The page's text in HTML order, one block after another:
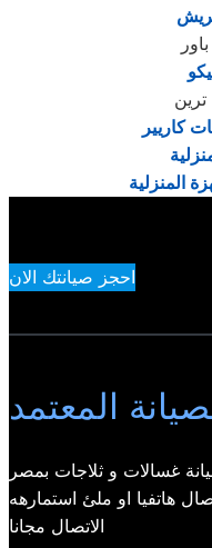
كاريير
المنزلية
احجز صيانتك الان
المعتمد
غسالات و ثلاجات بمصر
هاتفيا او ملئ استمارهه
الاتصال مجانا